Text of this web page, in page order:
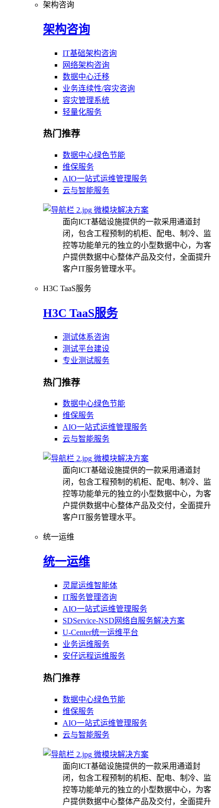
架构咨询
架构咨询
IT基础架构咨询
网络架构咨询
数据中心迁移
业务连续性/容灾咨询
容灾管理系统
轻量化服务
热门推荐
数据中心绿色节能
维保服务
AIO一站式运维管理服务
云与智能服务
微模块解决方案
面向ICT基础设施提供的一款采用通道封
闭，包含工程预制的机柜、配电、制冷、监
控等功能单元的独立的小型数据中心，为客
户提供数据中心整体产品及交付，全面提升
客户IT服务管理水平。
H3C TaaS服务
H3C TaaS服务
测试体系咨询
测试平台建设
专业测试服务
热门推荐
数据中心绿色节能
维保服务
AIO一站式运维管理服务
云与智能服务
微模块解决方案
面向ICT基础设施提供的一款采用通道封
闭，包含工程预制的机柜、配电、制冷、监
控等功能单元的独立的小型数据中心，为客
户提供数据中心整体产品及交付，全面提升
客户IT服务管理水平。
统一运维
统一运维
灵犀运维智能体
IT服务管理咨询
AIO一站式运维管理服务
SDService-NSD网络自服务解决方案
U-Center统一运维平台
业务运维服务
安仔远程运维服务
热门推荐
数据中心绿色节能
维保服务
AIO一站式运维管理服务
云与智能服务
微模块解决方案
面向ICT基础设施提供的一款采用通道封
闭，包含工程预制的机柜、配电、制冷、监
控等功能单元的独立的小型数据中心，为客
户提供数据中心整体产品及交付，全面提升